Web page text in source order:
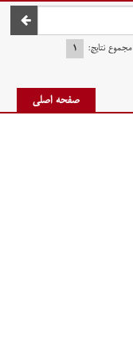
صفحه اصلی
مجموع نتایج: ۱
صفحه اصلی